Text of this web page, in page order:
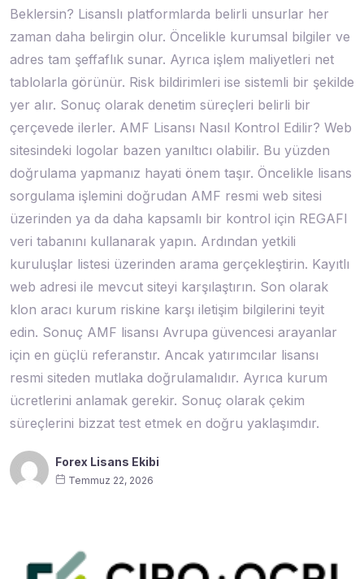
Beklersin? Lisanslı platformlarda belirli unsurlar her
zaman daha belirgin olur. Öncelikle kurumsal bilgiler ve
adres tam şeffaflık sunar. Ayrıca işlem maliyetleri net
tablolarla görünür. Risk bildirimleri ise sistemli bir şekilde
yer alır. Sonuç olarak denetim süreçleri belirli bir
çerçevede ilerler. AMF Lisansı Nasıl Kontrol Edilir? Web
sitesindeki logolar bazen yanıltıcı olabilir. Bu yüzden
doğrulama yapmanız hayati önem taşır. Öncelikle lisans
sorgulama işlemini doğrudan AMF resmi web sitesi
üzerinden ya da daha kapsamlı bir kontrol için REGAFI
veri tabanını kullanarak yapın. Ardından yetkili
kuruluşlar listesi üzerinden arama gerçekleştirin. Kayıtlı
web adresi ile mevcut siteyi karşılaştırın. Son olarak
klon aracı kurum riskine karşı iletişim bilgilerini teyit
edin. Sonuç AMF lisansı Avrupa güvencesi arayanlar
için en güçlü referanstır. Ancak yatırımcılar lisansı
resmi siteden mutlaka doğrulamalıdır. Ayrıca kurum
ücretlerini anlamak gerekir. Sonuç olarak çekim
süreçlerini bizzat test etmek en doğru yaklaşımdır.
Forex Lisans Ekibi
Temmuz 22, 2026